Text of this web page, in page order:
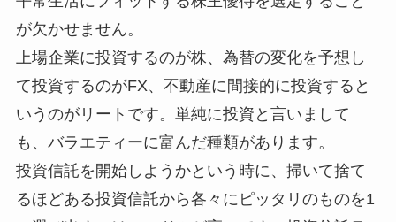
が欠かせません。
上場企業に投資するのが株、為替の変化を予想し
て投資するのがFX、不動産に間接的に投資すると
いうのがリートです。単純に投資と言いまして
も、バラエティーに富んだ種類があります。
投資信託を開始しようかという時に、掃いて捨て
るほどある投資信託から各々にピッタリのものを1